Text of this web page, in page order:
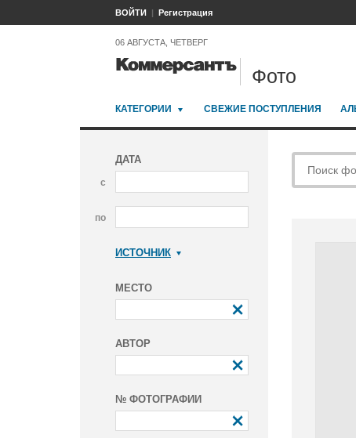
ВОЙТИ Регистрация
06 АВГУСТА, ЧЕТВЕРГ
Фото
КАТЕГОРИИ СВЕЖИЕ ПОСТУПЛЕНИЯ
ДАТА
с
по
ИСТОЧНИК
МЕСТО
АВТОР
№ ФОТОГРАФИИ